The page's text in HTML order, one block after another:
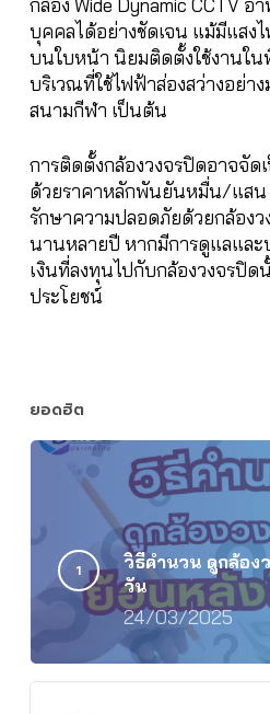
กล้อง Wide Dynamic CCTV
บุคคลได้อย่างชัดเจน แม้มีแสง
บนใบหน้า นิยมติดตั้งใช้งานใ
บริเวณที่ใช้ไฟฟ้าส่องสว่างอย่า
สนามกีฬา เป็นต้น
การติดตั้งกล้องวงจรปิดอาจจัดเ
ด้วยราคาหลักพันยันหมื่น/แสน
รักษาความปลอดภัยด้วยกล้องว
นานหลายปี หากมีการดูแลและ
เงินที่ลงทุนไปกับกล้องวงจรปิด
ประโยชน์
ยอดฮิต
วิธีคำนวน ดูกล้อง
วัน
24/03/2025